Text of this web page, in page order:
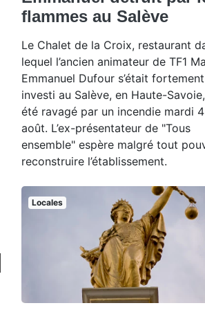
flammes au Salève
Le Chalet de la Croix, restaurant
lequel l’ancien animateur de TF1
Emmanuel Dufour s’était fortement
investi au Salève, en Haute-
été ravagé par un incendie mardi 4
août. L’ex-présentateur de "Tous
ensemble" espère malgré tout
reconstruire l’établissement.
Locales